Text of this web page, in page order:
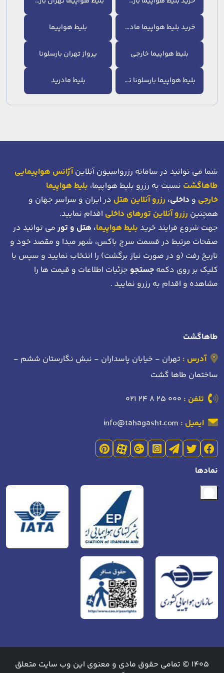
خرید بلیط هواپیما مادرید بلیط هواپیما
بلیط هواپیما خارجی پرواز تهران بارسلونا
بلیط هواپیما بارسلونا تهران بلیط مادرید
شما می توانید در سامانه رزرواسیون آنلاینآژانس هواپیمایی
طاهاگشت نسبت به رزرو بلیط هواپیما، بلیط هواپیما
خارجی و داخلی، رزرو آنلاین هتل در ایران و سراسر جهان و
همچنین رزرو آنلاین تورهای داخلی اقدام نمایید.
جهت شروع فرایند خرید بلیط هواپیما، هتل و تورمی توانید در
صفحات مرتبط در قسمت سرچ باکس، شهر مبدا و مقصد خود و
تاریخ رفت (و در صورت نیاز برگشت) را انتخاب نمایید و سپس با
کلیک بر روی دکمه جستجو جزئیات اطلاعات و قیمت ها را
مشاهده و اقدام به رزرو نمایید .
طاهاگشت
آدرس : تهران - خیابان پاسداران - نبش نگارستان ششم -
ساختمان طاها گشت
تلفن : 021 24 8 25 000
ایمیل : info@tahagasht.com
نمادها
1405 © تمامی حقوق مادی و معنوی این وب سایت متعلق